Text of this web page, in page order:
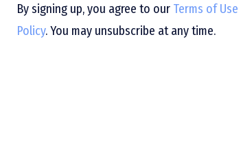
By signing up, you agree to our Terms of Use
Policy. You may unsubscribe at any time.